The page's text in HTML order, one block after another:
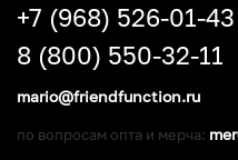
+7 (968) 526-01-43
8 (800) 550-32-11
mario@friendfunction.ru
по вопросам опта и мерча: